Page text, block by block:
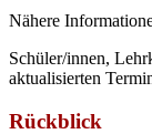
Nähere
Schüler/innen,
aktualisierten
Rückblick